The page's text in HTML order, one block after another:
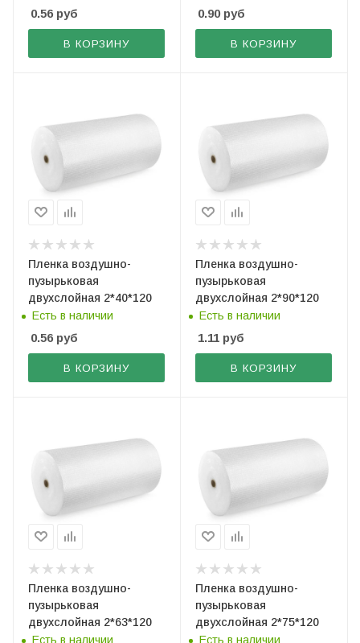
0.56 руб
В КОРЗИНУ
0.90 руб
В КОРЗИНУ
Пленка воздушно-
пузырьковая
двухслойная 2*40*120
Есть в наличии
0.56 руб
В КОРЗИНУ
Пленка воздушно-
пузырьковая
двухслойная 2*90*120
Есть в наличии
1.11 руб
В КОРЗИНУ
Пленка воздушно-
пузырьковая
двухслойная 2*63*120
Есть в наличии
Пленка воздушно-
пузырьковая
двухслойная 2*75*120
Есть в наличии